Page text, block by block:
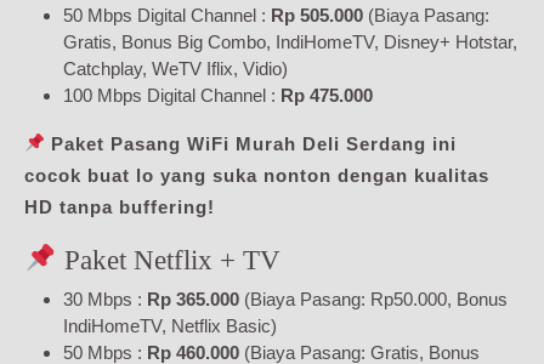
50 Mbps Digital Channel : Rp 505.000 (Biaya Pasang:
Gratis, Bonus Big Combo, IndiHomeTV, Disney+ Hotstar,
Catchplay, WeTV Iflix, Vidio)
100 Mbps Digital Channel : Rp 475.000
Paket Pasang WiFi Murah Deli Serdang ini
cocok buat lo yang suka nonton dengan kualitas
HD tanpa buffering!
Paket Netflix + TV
30 Mbps : Rp 365.000 (Biaya Pasang: Rp50.000, Bonus
IndiHomeTV, Netflix Basic)
50 Mbps : Rp 460.000 (Biaya Pasang: Gratis, Bonus